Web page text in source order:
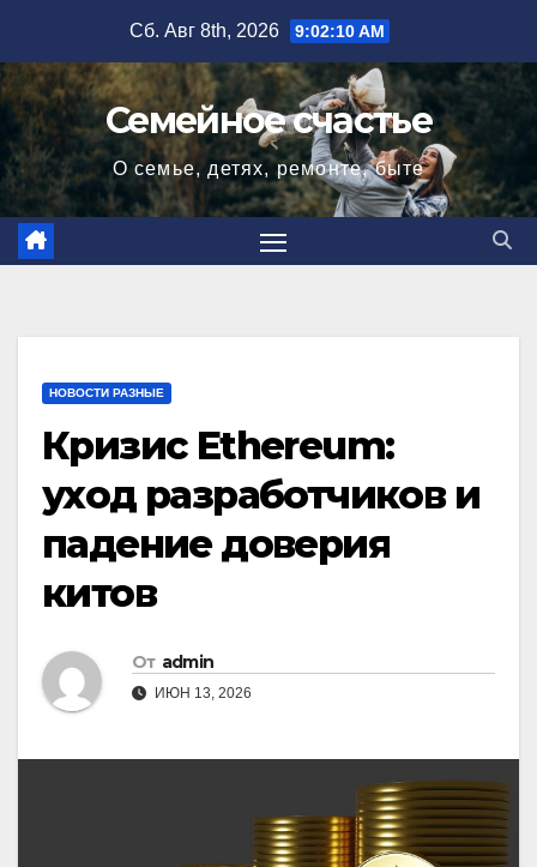
содержимому
Сб. Авг 8th, 2026 9:02:12 AM
Семейное счастье
О семье, детях, ремонте, быте
НОВОСТИ РАЗНЫЕ
Кризис Ethereum:
уход разработчиков и
падение доверия
китов
От admin
ИЮН 13, 2026